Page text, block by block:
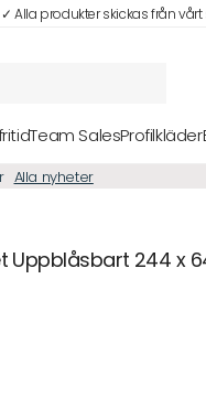
✓ Alla produkter skickas från
Team SalesProfilkläder
Alla nyheter
Uppblåsbart 244 x